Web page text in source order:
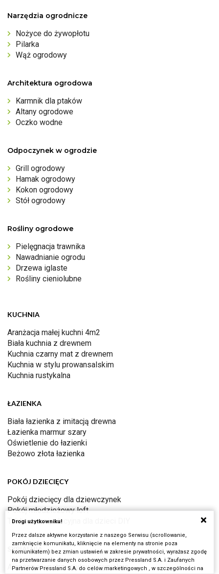
Narzędzia ogrodnicze
Nożyce do żywopłotu
Pilarka
Wąż ogrodowy
Architektura ogrodowa
Karmnik dla ptaków
Altany ogrodowe
Oczko wodne
Odpoczynek w ogrodzie
Grill ogrodowy
Hamak ogrodowy
Kokon ogrodowy
Stół ogrodowy
Rośliny ogrodowe
Pielęgnacja trawnika
Nawadnianie ogrodu
Drzewa iglaste
Rośliny cieniolubne
KUCHNIA
Aranżacja małej kuchni 4m2
Biała kuchnia z drewnem
Kuchnia czarny mat z drewnem
Kuchnia w stylu prowansalskim
Kuchnia rustykalna
ŁAZIENKA
Biała łazienka z imitacją drewna
Łazienka marmur szary
Oświetlenie do łazienki
Beżowo złota łazienka
POKÓJ DZIECIĘCY
Pokój dziecięcy dla dziewczynek
Pokój młodzieżowy loft
Tablica manipulacyjna dla dzieci DIY
SYPIALNIA
Aranżacje wnętrz: stylowe sypialnie
Drogi użytkowniku!
Przez dalsze aktywne korzystanie z naszego Serwisu (scrollowanie,
zamknięcie komunikatu, kliknięcie na elementy na stronie poza
komunikatem) bez zmian ustawień w zakresie prywatności, wyrażasz zgodę
na przetwarzanie danych osobowych przez Pressland S.A. i Zaufanych
Partnerów Pressland S.A. do celów marketingowych , w szczególności na